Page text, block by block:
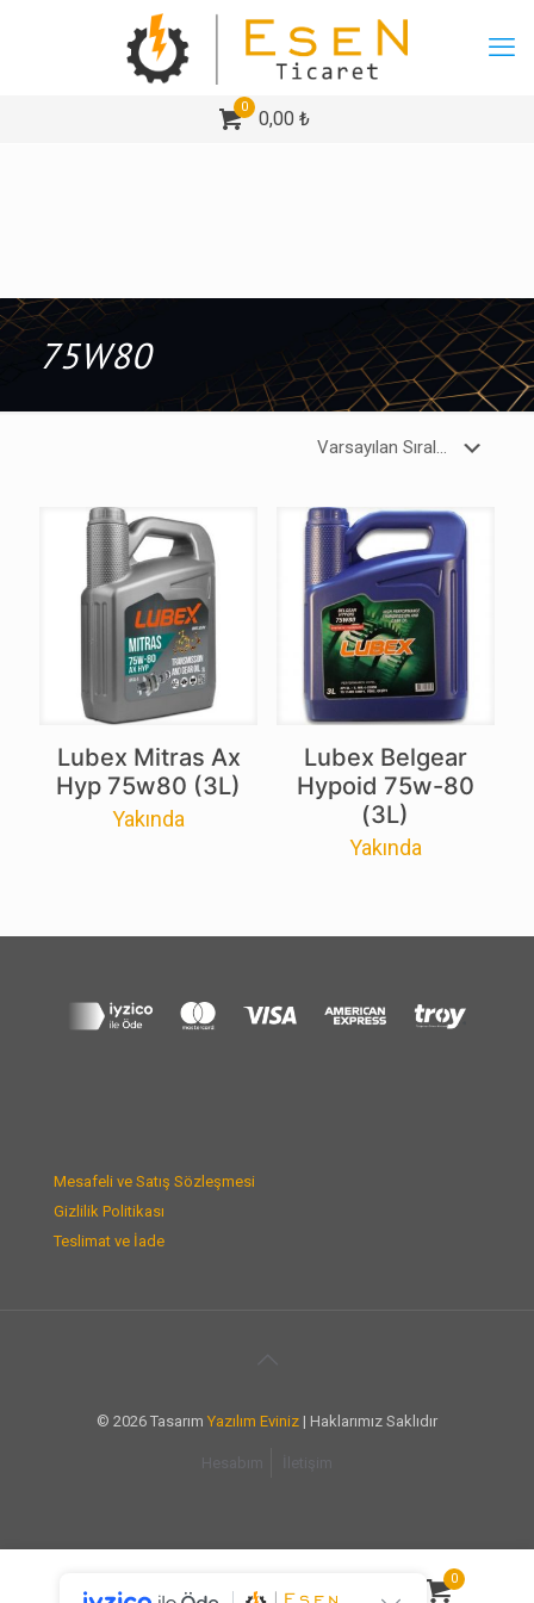
0
0,00 ₺
75W80
Lubex Mitras Ax
Hyp 75w80 (3L)
Yakında
Lubex Belgear
Hypoid 75w-80
(3L)
Yakında
Mesafeli ve Satış Sözleşmesi
Gizlilik Politikası
Teslimat ve İade
© 2026 Tasarım Yazılım Eviniz | Haklarımız Saklıdır
Hesabım İletişim
0